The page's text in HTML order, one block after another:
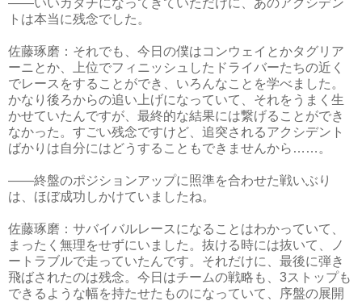
トは本当に残念でした。
佐藤琢磨：それでも、今日の僕はコンウェイとかタグリア
ーニとか、上位でフィニッシュしたドライバーたちの近く
でレースをすることができ、いろんなことを学べました。
かなり後ろからの追い上げになっていて、それをうまく生
かせていたんですが、最終的な結果には繋げることができ
なかった。すごい残念ですけど、追突されるアクシデント
ばかりは自分にはどうすることもできませんから……。
――終盤のポジションアップに照準を合わせた戦いぶり
は、ほぼ成功しかけていましたね。
佐藤琢磨：サバイバルレースになることはわかっていて、
まったく無理をせずにいました。抜ける時には抜いて、ノ
ートラブルで走っていたんです。それだけに、最後に弾き
飛ばされたのは残念。今日はチームの戦略も、3ストップも
できるような幅を持たせたものになっていて、序盤の展開